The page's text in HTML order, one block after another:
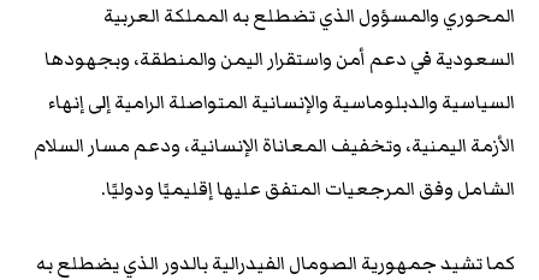
المحوري والمسؤول الذي تضطلع به المملكة العربية
السعودية في دعم أمن واستقرار اليمن والمنطقة، وبجهودها
السياسية والدبلوماسية والإنسانية المتواصلة الرامية إلى إنهاء
الأزمة اليمنية، وتخفيف المعاناة الإنسانية، ودعم مسار السلام
الشامل وفق المرجعيات المتفق عليها إقليميًا ودوليًا.
كما تشيد جمهورية الصومال الفيدرالية بالدور الذي يضطلع به